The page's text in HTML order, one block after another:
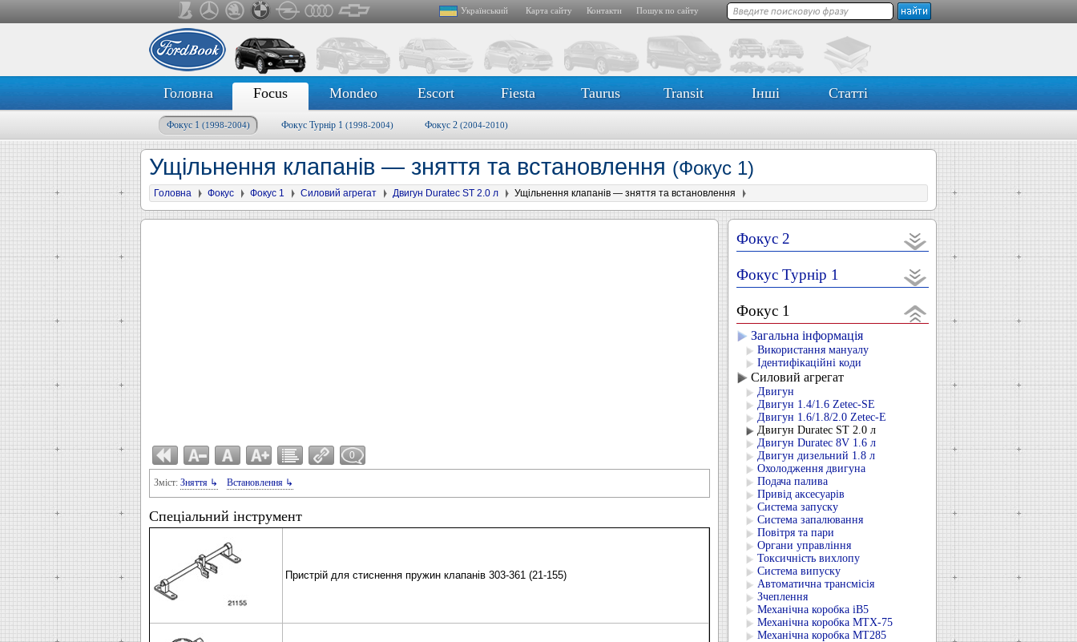
Український Карта сайту Контакти Пошук по сайту
Головна Focus Mondeo Escort Fiesta Taurus Transit Інші Статті
Фокус 1 (1998-2004) Фокус Турнір 1 (1998-2004) Фокус 2 (2004-2010)
Ущільнення клапанів — зняття та встановлення (Фокус 1)
Головна Фокус Фокус 1 Силовий агрегат Двигун Duratec ST 2.0 л Ущільнення клапанів — зняття та встановлення
0
Зміст: Зняття ↳ Встановлення ↳
Спеціальний інструмент
Пристрій для стиснення пружин клапанів 303-361 (21-155)
Фокус 2
Фокус Турнір 1
Фокус 1
Загальна інформація
Використання мануалу
Ідентифікаційні коди
Силовий агрегат
Двигун
Двигун 1.4/1.6 Zetec-SE
Двигун 1.6/1.8/2.0 Zetec-E
Двигун Duratec ST 2.0 л
Двигун Duratec 8V 1.6 л
Двигун дизельний 1.8 л
Охолодження двигуна
Подача палива
Привід аксесуарів
Система запуску
Система запалювання
Повітря та пари
Органи управління
Токсичність вихлопу
Система випуску
Автоматична трансмісія
Зчеплення
Механічна коробка iB5
Механічна коробка MTX-75
Механічна коробка MT285